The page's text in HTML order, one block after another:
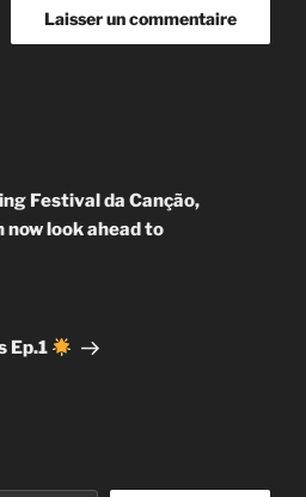
Festival da Canção,
now look ahead to
Ep.1